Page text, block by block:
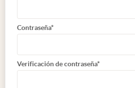
Contraseña*
Verificación de contraseña*